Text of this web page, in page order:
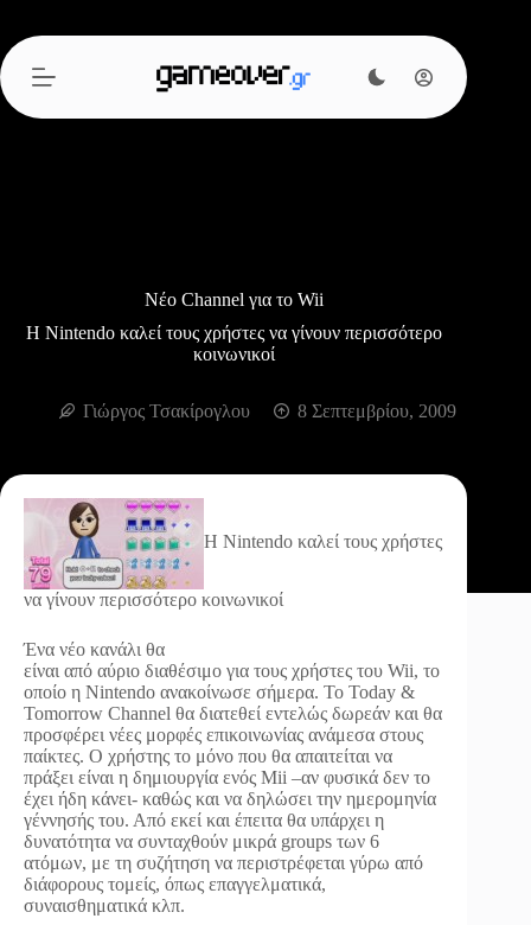
περιεχόμενο
Νέο Channel για το Wii
Η Nintendo καλεί τους χρήστες να γίνουν περισσότερο
κοινωνικοί
Γιώργος Τσακίρογλου 8 Σεπτεμβρίου, 2009
Η Nintendo καλεί τους χρήστες
να γίνουν περισσότερο κοινωνικοί
Ένα νέο κανάλι θα
είναι από αύριο διαθέσιμο για τους χρήστες του Wii, το
οποίο η Nintendo ανακοίνωσε σήμερα. Το Today &
Tomorrow Channel θα διατεθεί εντελώς δωρεάν και θα
προσφέρει νέες μορφές επικοινωνίας ανάμεσα στους
παίκτες. Ο χρήστης το μόνο που θα απαιτείται να
πράξει είναι η δημιουργία ενός Mii –αν φυσικά δεν το
έχει ήδη κάνει- καθώς και να δηλώσει την ημερομηνία
γέννησής του. Από εκεί και έπειτα θα υπάρχει η
δυνατότητα να συνταχθούν μικρά groups των 6
ατόμων, με τη συζήτηση να περιστρέφεται γύρω από
διάφορους τομείς, όπως επαγγελματικά,
συναισθηματικά κλπ.